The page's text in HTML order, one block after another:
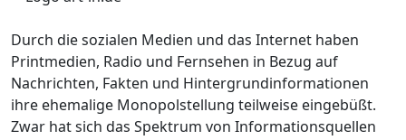
Durch die sozialen Medien und das Internet haben
Printmedien, Radio und Fernsehen in Bezug auf
Nachrichten, Fakten und Hintergrundinformationen
ihre ehemalige Monopolstellung teilweise eingebüßt.
Zwar hat sich das Spektrum von Informationsquellen